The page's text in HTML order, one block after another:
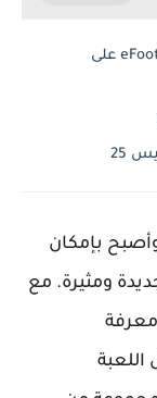
ما هي متطلبات تشغيل لعبة eFootball 2025 على
25
وأصبح بإمكان
ومثيرة. مع
معرفة